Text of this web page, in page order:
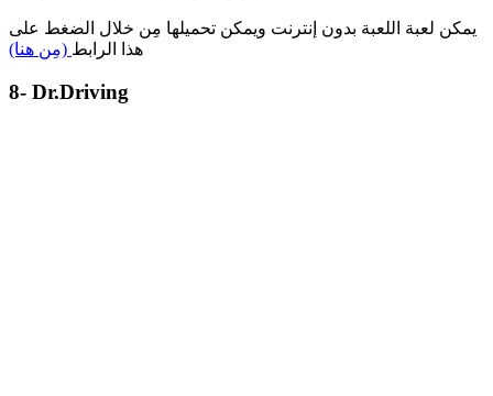
يمكن لعبة اللعبة بدون إنترنت ويمكن تحميلها مِن خلال الضغط على
هذا الرابط (مِن هنا)
8- Dr.Driving